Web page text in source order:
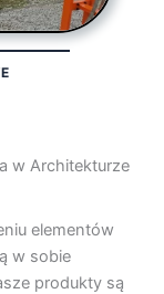
w Architekturze
elementów
w sobie
produkty są